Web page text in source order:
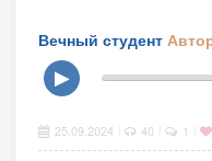
Вечный студент
▶
25.09.2024 40 1